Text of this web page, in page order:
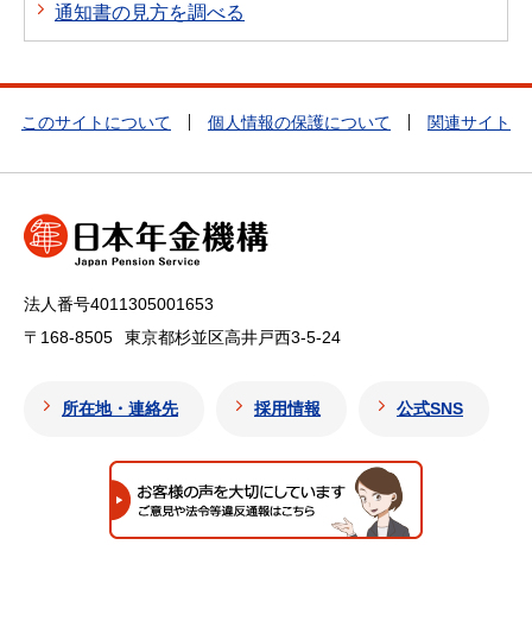
通知書の見方を調べる
このサイトについて 個人情報の保護について 関連サイト
法人番号4011305001653
〒168-8505
東京都杉並区高井戸西3-5-24
所在地・連絡先 採用情報 公式SNS